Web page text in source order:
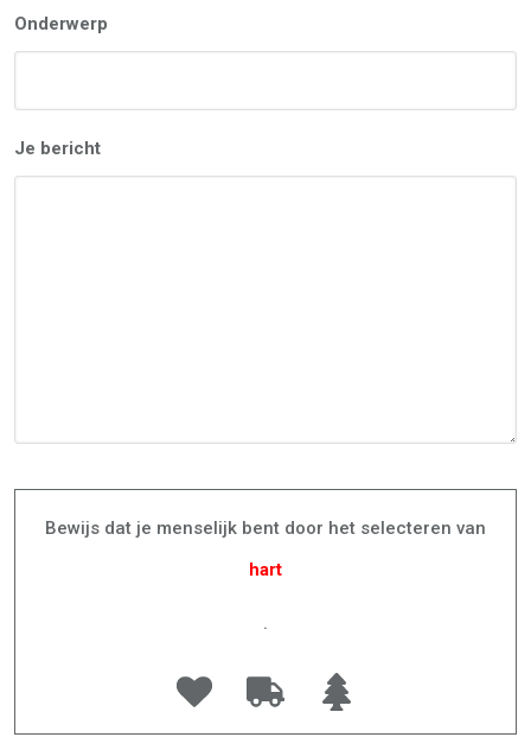
Onderwerp
Je bericht
Bewijs dat je menselijk bent door het selecteren van
hart
.